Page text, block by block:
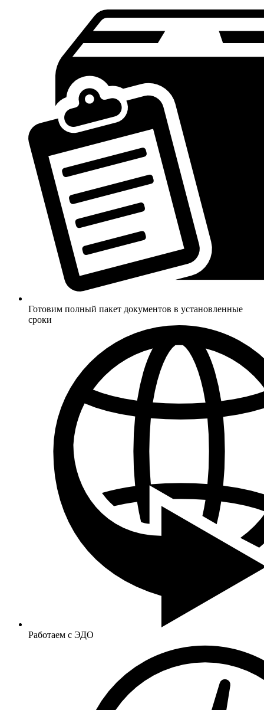
Готовим полный пакет документов в установленные
сроки
Работаем с ЭДО